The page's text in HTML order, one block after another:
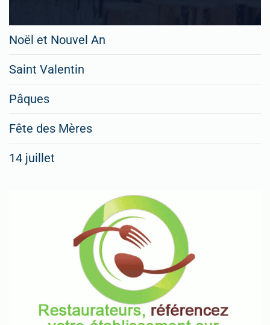
Noël et Nouvel An
Saint Valentin
Pâques
Fête des Mères
14 juillet